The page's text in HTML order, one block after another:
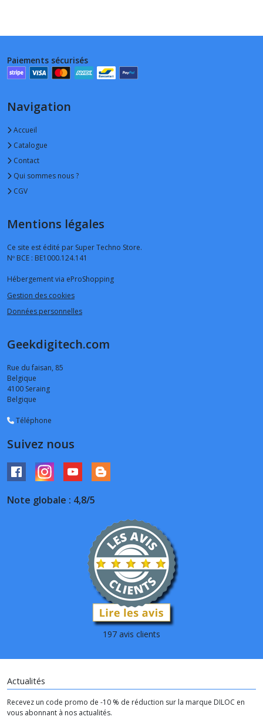
Paiements sécurisés
Navigation
Accueil
Catalogue
Contact
Qui sommes nous ?
CGV
Mentions légales
Ce site est édité par Super Techno Store.
Nº BCE : BE1000.124.141
Hébergement via eProShopping
Gestion des cookies
Données personnelles
Geekdigitech.com
Rue du faisan, 85
Belgique
4100 Seraing
Belgique
Téléphone
Suivez nous
Note globale : 4,8/5
197 avis clients
Actualités
Recevez un code promo de -10 % de réduction sur la marque DILOC en
vous abonnant à nos actualités.